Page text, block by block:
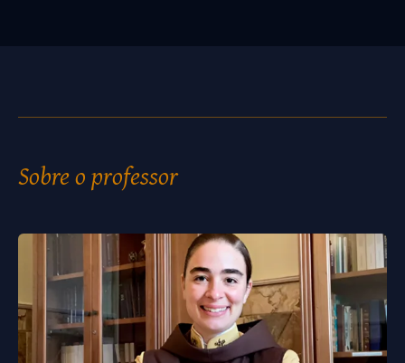
Sobre o professor